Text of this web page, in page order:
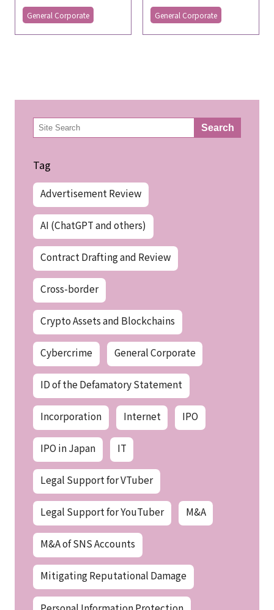
General Corporate General Corporate
検
索 Search
Tag
Advertisement Review
AI (ChatGPT and others)
Contract Drafting and Review
Cross-border
Crypto Assets and Blockchains
Cybercrime General Corporate
ID of the Defamatory Statement
Incorporation Internet IPO
IPO in Japan IT
Legal Support for VTuber
Legal Support for YouTuber M&A
M&A of SNS Accounts
Mitigating Reputational Damage
Personal Information Protection